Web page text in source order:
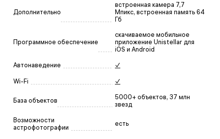
Дополнительно
встроенная камера 7,7
Мпикс, встроенная память 64
Гб
Программное обеспечение
скачиваемое мобильное
приложение Unistellar для
iOS и Android
Автонаведение ✓
Wi-Fi ✓
База объектов
5000+ объектов, 37 млн
звезд
Возможности
астрофотографии
есть